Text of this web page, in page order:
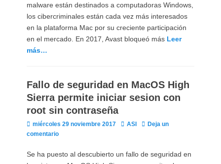
malware están destinados a computadoras Windows,
los cibercriminales están cada vez más interesados
en la plataforma Mac por su creciente participación
en el mercado. En 2017, Avast bloqueó más Leer
más…
Fallo de seguridad en MacOS High
Sierra permite iniciar sesion con
root sin contraseña
Publicado
el
miércoles 29 noviembre 2017 Autor
ASI
Deja un
comentario
Se ha puesto al descubierto un fallo de seguridad en